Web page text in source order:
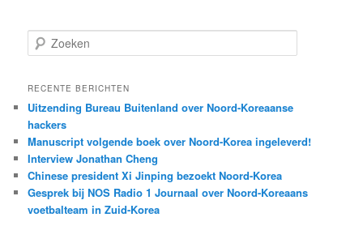
o
k
n
RECENTE BERICHTEN
Uitzending Bureau Buitenland over Noord-Koreaanse
hackers
Manuscript volgende boek over Noord-Korea ingeleverd!
Interview Jonathan Cheng
Chinese president Xi Jinping bezoekt Noord-Korea
Gesprek bij NOS Radio 1 Journaal over Noord-Koreaans
voetbalteam in Zuid-Korea